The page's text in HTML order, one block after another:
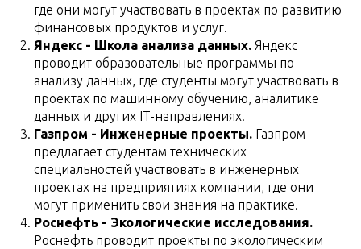
где они могут участвовать в проектах по развитию
финансовых продуктов и услуг.
Яндекс - Школа анализа данных. Яндекс
проводит образовательные программы по
анализу данных, где студенты могут участвовать в
проектах по машинному обучению, аналитике
данных и других IT-направлениях.
Газпром - Инженерные проекты. Газпром
предлагает студентам технических
специальностей участвовать в инженерных
проектах на предприятиях компании, где они
могут применить свои знания на практике.
Роснефть - Экологические исследования.
Роснефть проводит проекты по экологическим